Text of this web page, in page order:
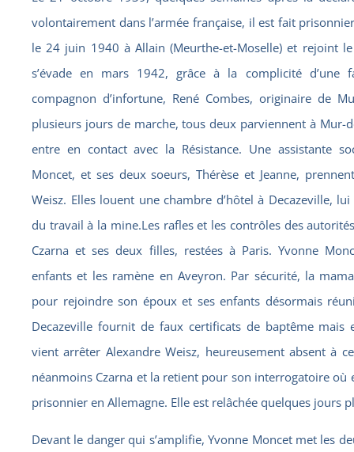
volontairement dans l’armée française, il est fait
le 24 juin 1940 à Allain (Meurthe-et-Moselle) et rejoint
s’évade en mars 1942, grâce à la complicité d’une
compagnon d’infortune, René Combes, originaire de
plusieurs jours de marche, tous deux parviennent à Mur-
entre en contact avec la Résistance. Une assistante
Moncet, et ses deux soeurs, Thérèse et Jeanne,
Weisz. Elles louent une chambre d’hôtel à Decazeville,
du travail à la mine.Les rafles et les contrôles des
Czarna et ses deux filles, restées à Paris. Yvonne
enfants et les ramène en Aveyron. Par sécurité, la
pour rejoindre son époux et ses enfants désormais
Decazeville fournit de faux certificats de baptême mais
vient arrêter Alexandre Weisz, heureusement absent à
néanmoins Czarna et la retient pour son interrogatoire où
prisonnier en Allemagne. Elle est relâchée quelques jours
Devant le danger qui s’amplifie, Yvonne Moncet met les